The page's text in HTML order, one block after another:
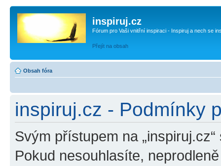
inspiruj.cz
Fórum pro Vaši vnitřní inspiraci - Inspiruj a nech se
Přejít na obsah
Obsah fóra
inspiruj.cz - Podmínky
Svým přístupem na
Pokud nesouhlasíte,